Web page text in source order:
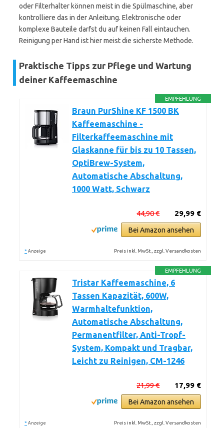
oder Filterhalter können meist in die Spülmaschine, aber
kontrolliere das in der Anleitung. Elektronische oder
komplexe Bauteile darfst du auf keinen Fall eintauchen.
Reinigung per Hand ist hier meist die sicherste Methode.
Praktische Tipps zur Pflege und Wartung
deiner Kaffeemaschine
EMPFEHLUNG
Braun PurShine KF 1500 BK
Kaffeemaschine -
Filterkaffeemaschine mit
Glaskanne für bis zu 10 Tassen,
OptiBrew-System,
Automatische Abschaltung,
1000 Watt, Schwarz
29,99 €
44,90 €
Bei Amazon ansehen
* Anzeige Preis inkl. MwSt., zzgl. Versandkosten
EMPFEHLUNG
Tristar Kaffeemaschine, 6
Tassen Kapazität, 600W,
Warmhaltefunktion,
Automatische Abschaltung,
Permanentfilter, Anti-Tropf-
System, Kompakt und Tragbar,
Leicht zu Reinigen, CM-1246
17,99 €
21,99 €
Bei Amazon ansehen
* Anzeige Preis inkl. MwSt., zzgl. Versandkosten